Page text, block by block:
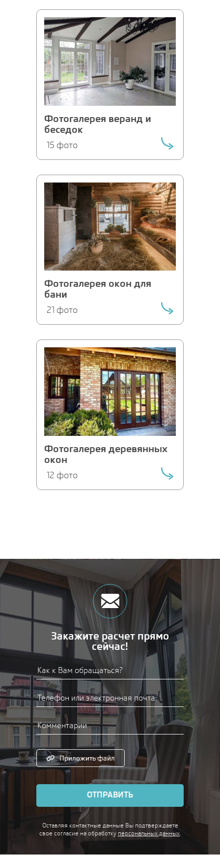
Фотогалерея веранд и
беседок
15 фото
Фотогалерея окон для
бани
21 фото
Фотогалерея деревянных
окон
12 фото
Закажите расчет прямо
сейчас!
Приложить файл
ОТПРАВИТЬ
Оставляя контактные данные Вы подтверждаете
свое согласие на обработку персональных данных.